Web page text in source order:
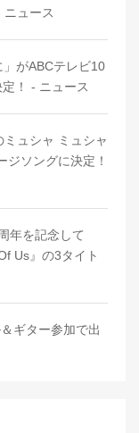
ュース
がABCテレビ10
！ - ニュース
ュシャ ミュシャ
ソングに決定！
年を記念して
Us』の3タイト
ギター参加で出